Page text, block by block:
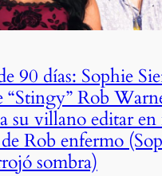
90 días: Sophie
“Stingy” Rob
su villano editar
Rob enfermo
sombra)